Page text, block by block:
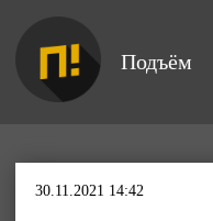
Подъём
30.11.2021 14:42